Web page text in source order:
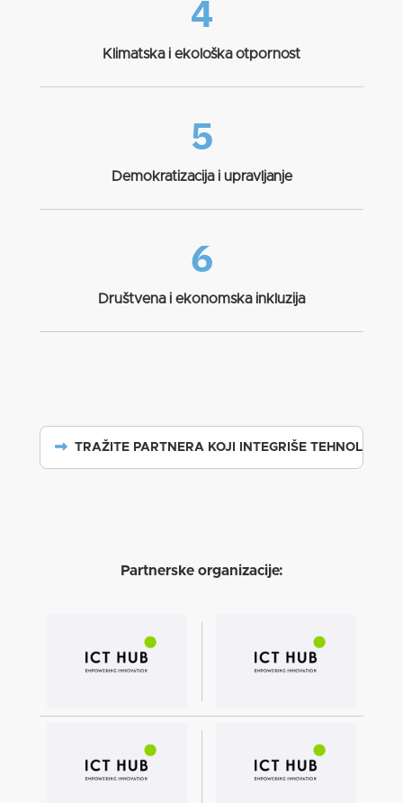
4
Klimatska i ekološka otpornost
5
Demokratizacija i upravljanje
6
Društvena i ekonomska inkluzija
TRAŽITE PARTNERA KOJI INTEGRIŠE TEHNOLOGIJE
Partnerske organizacije: